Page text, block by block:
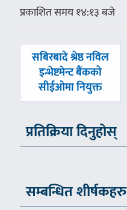
प्रकाशित समय १४:१३ बजे
पछिल्लाे
सबिरबादे श्रेष्ठ नविल
इन्भेष्टमेन्ट बैंकको
सीईओमा नियुक्त
प्रतिक्रिया दिनुहोस्
सम्बन्धित शीर्षकहरु